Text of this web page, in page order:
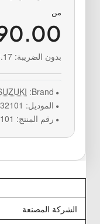
من
بدون الضريبة:
Brand:
الموديل: 32101-41K00-000
رقم المنتج: 000
الشركة المصنعة